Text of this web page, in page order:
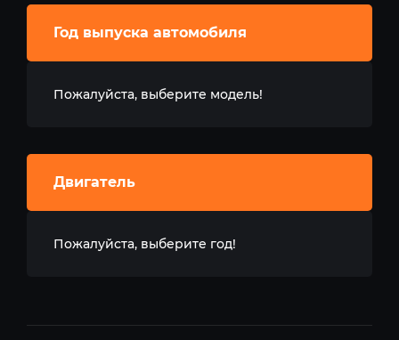
Год выпуска автомобиля
Пожалуйста, выберите модель!
Двигатель
Пожалуйста, выберите год!